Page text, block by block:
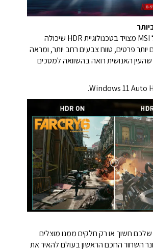
מסך הגיימינג של MSI מצויד בטכנולוגיית HDR שיכולה
יותר פרטים, טווח צבעים רחב יותר, ומראה
האנושית רואה בהשוואה למסכים
חשוך או רק חלקים ממנו מוצלים
השחור החכם הראשון בעולם להאיר את